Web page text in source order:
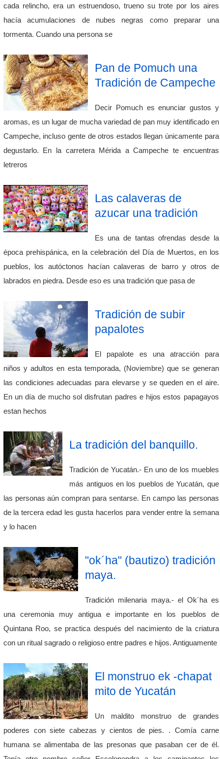
cada relincho, era un estruendoso, trueno su trote por los aires
hacía acumulaciones de nubes negras como preparar una
tormenta. Cuando una persona se
Pan de Pomuch una
Tradición de Campeche
Decir Pomuch es enunciar gustos y
aromas, es un lugar de mucha variedad de pan muy identificado en
Campeche, incluso gente de otros estados llegan únicamente para
degustarlo. En la carretera Mérida a Campeche te encuentras
letreros
Las calaveras de
azucar una tradición
Es una de tantas ofrendas desde la
época prehispánica, en la celebración del Día de Muertos, en los
pueblos, los autóctonos hacían calaveras de barro y otros de
labrados en piedra. Desde eso es una tradición que pasa de
Tradición de subir
papalotes
El papalote es una atracción para
niños y adultos en esta temporada, (Noviembre) que se generan
las condiciones adecuadas para elevarse y se queden en el aire.
En un día de mucho sol disfrutan padres e hijos estos papagayos
estan hechos
La tradición del banquillo.
Tradición de Yucatán.- En uno de los muebles
más antiguos en los pueblos de Yucatán, que
las personas aún compran para sentarse. En campo las personas
de la tercera edad les gusta hacerlos para vender entre la semana
y lo hacen
"ok´ha" (bautizo) tradición
maya.
Tradición milenaria maya.- el Ok´ha es
una ceremonia muy antigua e importante en los pueblos de
Quintana Roo, se practica después del nacimiento de la criatura
con un ritual sagrado o religioso entre padres e hijos. Antiguamente
El monstruo ek -chapat
mito de Yucatán
Un maldito monstruo de grandes
poderes con siete cabezas y cientos de pies. . Comía carne
humana se alimentaba de las presonas que pasaban cer de él.